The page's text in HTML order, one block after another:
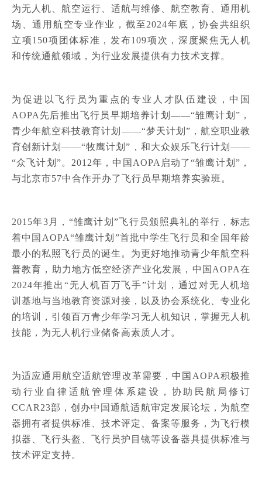
为无人机、航空运行、适航与维修、航空教育、通用机
场、通用航空专业作业，截至2024年底，协会共组织
立项150项团体标准，发布109项次，深度聚焦无人机
和传统通航领域，为行业发展提供有力技术支撑。
为促进以飞行员为重点的专业人才队伍建设，中国
AOPA先后推出飞行员早期培养计划——“雏鹰计划”，
青少年航空科技教育计划——“梦天计划”，航空职业教
育创新计划——“牧鹰计划”，和大众娱乐飞行计划——
“众飞计划”。2012年，中国AOPA启动了“雏鹰计划”，
与北京市57中合作开办了飞行员早期培养实验班。
2015年3月，“雏鹰计划”飞行员颁照典礼的举行，标志
着中国AOPA“雏鹰计划”首批中学生飞行员和全国年龄
最小的私照飞行员的诞生。为更好地推动青少年航空科
普教育，助力地方低空经济产业化发展，中国AOPA在
2024年推出“无人机百万飞手”计划，通过对无人机培
训基地与当地教育资源对接，以及协会系统化、专业化
的培训，引领百万青少年学习无人机知识，掌握无人机
技能，为无人机行业储备高素质人才。
为适应通用航空适航管理改革需要，中国AOPA积极推
动行业自律适航管理体系建设，协助民航局修订
CCAR23部，创办中国通航适航审定发展论坛，为航空
器拥有者提供标准、技术评定、备案等服务，为飞行模
拟器、飞行头盔、飞行员护目镜等设备器具提供标准与
技术评定支持。